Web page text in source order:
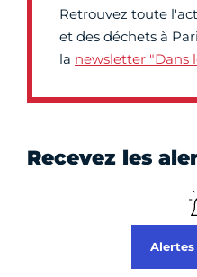
Retrouvez toute
et des déchets à
la newsletter "Dans
Recevez les